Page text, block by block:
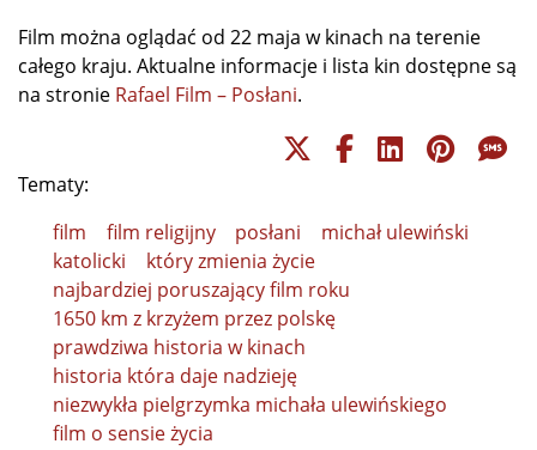
Film można oglądać od 22 maja w kinach na terenie
całego kraju. Aktualne informacje i lista kin dostępne są
na stronie Rafael Film – Posłani.
Tematy:
film
film religijny posłani
michał ulewiński
katolicki
który zmienia życie
najbardziej poruszający film roku
1650 km z krzyżem przez polskę
prawdziwa historia w kinach
historia która daje nadzieję
niezwykła pielgrzymka michała ulewińskiego
film o sensie życia